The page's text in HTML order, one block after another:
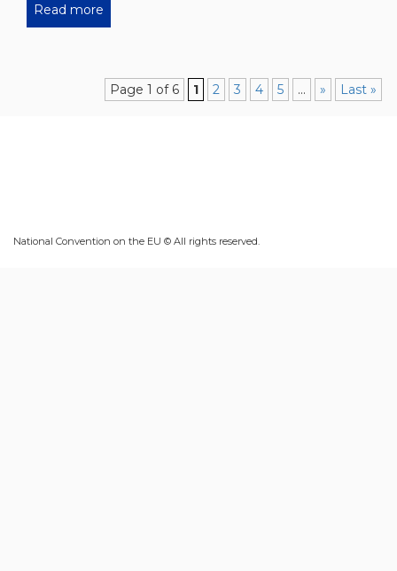
Read more
Page 1 of 6 1 2 3 4 5 ... » Last »
National Convention on the EU © All rights reserved.